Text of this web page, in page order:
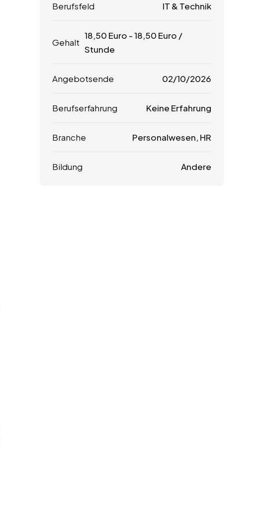
Berufsfeld IT & Technik
Gehalt
18,50 Euro -18,50 Euro /
Stunde
Angebotsende 02/10/2026
Berufserfahrung Keine Erfahrung
Branche Personalwesen, HR
Bildung Andere